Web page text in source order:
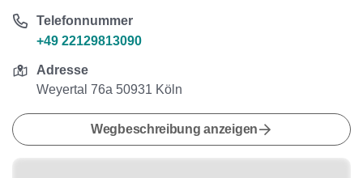
Telefonnummer
+49 22129813090
Adresse
Weyertal 76a 50931 Köln
Wegbeschreibung anzeigen